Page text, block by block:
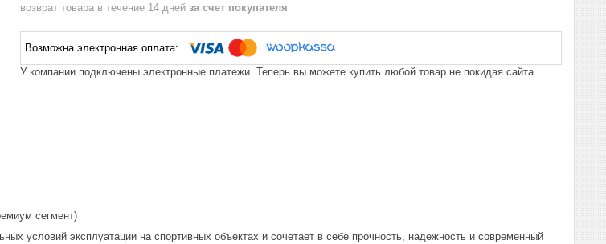
возврат товара в течение 14 дней за счет покупателя
У компании подключены электронные платежи. Теперь вы можете купить любой товар не покидая сайта.
сегмент)
условий эксплуатации на спортивных объектах и сочетает в себе прочность, надежность и современный